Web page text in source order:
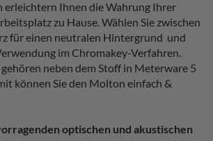
erleichtern Ihnen die Wahrung Ihrer
zu Hause. Wählen Sie zwischen
für einen neutralen Hintergrund und
im Chromakey-Verfahren.
neben dem Stoff in Meterware 5
können Sie den Molton einfach &
optischen und akustischen